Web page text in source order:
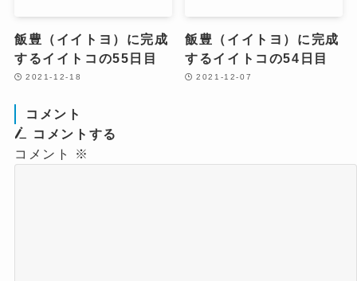
飯豊（イイトヨ）に完成
するイイトコの55日目
2021-12-18
飯豊（イイトヨ）に完成
するイイトコの54日目
2021-12-07
コメント
コメントする
コメント
※